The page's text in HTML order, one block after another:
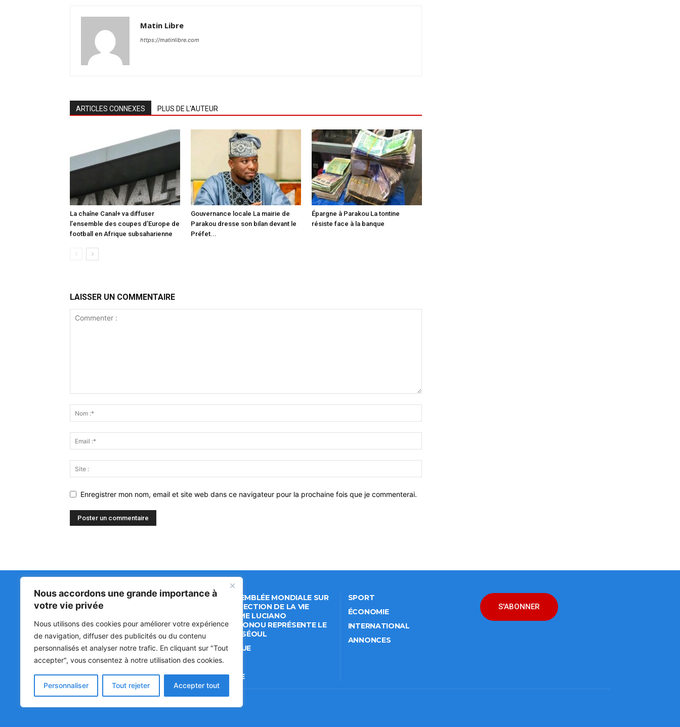
Nous accordons une grande importance à
votre vie privée
Nous utilisons des cookies pour améliorer votre expérience
de navigation, diffuser des publicités ou du contenu
personnalisés et analyser notre trafic. En cliquant sur "Tout
accepter", vous consentez à notre utilisation des cookies.
Personnaliser Tout rejeter Accepter tout
Matin Libre
https://matinlibre.com
ARTICLES CONNEXES PLUS DE L'AUTEUR
La chaîne Canal+ va diffuser
l’ensemble des coupes d’Europe de
football en Afrique subsaharienne
Gouvernance locale La mairie de
Parakou dresse son bilan devant le
Préfet...
Épargne à Parakou La tontine
résiste face à la banque
LAISSER UN COMMENTAIRE
Enregistrer mon nom, email et site web dans ce navigateur pour la prochaine fois que je commenterai.
Matin Libre
Premiers sur l'info !
47ᵉ ASSEMBLÉE MONDIALE SUR
LA PROTECTION DE LA VIE
PRIVÉE: ME LUCIANO
HOUNKPONOU REPRÉSENTE LE
BÉNIN À SÉOUL
POLITIQUE
SOCIÉTÉ
CULTURE
SPORT
ÉCONOMIE
INTERNATIONAL
ANNONCES
S'ABONNER